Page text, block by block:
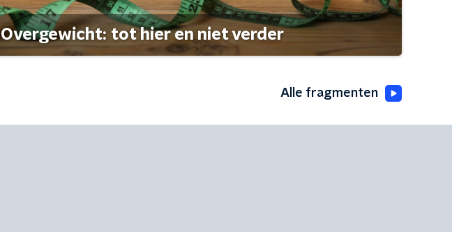
Overgewicht: tot hier en niet verder
Alle fragmenten